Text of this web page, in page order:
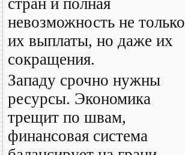
невозможность не только
их выплаты, но даже их
сокращения.
Западу срочно нужны
ресурсы. Экономика
трещит по швам,
финансовая система